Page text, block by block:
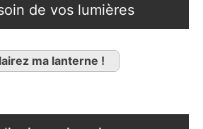
de vos lumières
ma lanterne !